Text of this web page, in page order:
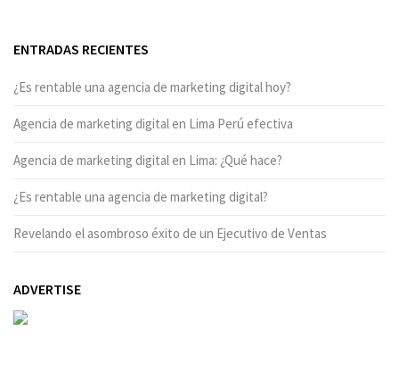
ENTRADAS RECIENTES
¿Es rentable una agencia de marketing digital hoy?
Agencia de marketing digital en Lima Perú efectiva
Agencia de marketing digital en Lima: ¿Qué hace?
¿Es rentable una agencia de marketing digital?
Revelando el asombroso éxito de un Ejecutivo de Ventas
ADVERTISE